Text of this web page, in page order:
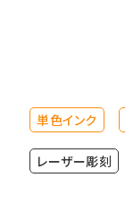
単色インク
レーザー彫刻